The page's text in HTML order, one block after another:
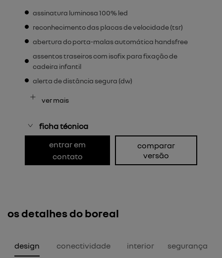
assinatura luminosa 100% led
reconhecimento das placas de velocidade (tsr)
abertura do porta-malas automática handsfree
assentos traseiros com isofix para fixação de
cadeira infantil
alerta de distância segura (dw)
ver mais
ficha técnica
entrar em
contato
comparar
versão
os detalhes do boreal
design conectividade interior segurança